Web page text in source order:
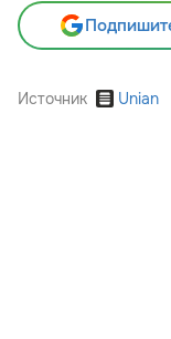
Источник Unian